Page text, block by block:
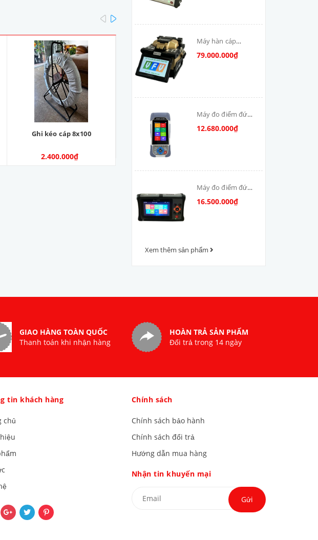
Ghi kéo cáp 8x100
2.400.000₫
Ghi kéo cáp 5x100
1.350.000₫
prev
Máy hàn cáp
quang Skycom
79.000.000₫
Máy đo điểm đứt
cáp quang OTDR-
12.680.000₫
Máy đo điểm đứt
cáp quang OTDR
16.500.000₫
Xem thêm sản phẩm
GIAO HÀNG TOÀN QUỐC
Thanh toán khi nhận hàng
HOÀN TRẢ SẢN PHẨM
Đổi trả trong 14 ngày
tin khách hàng
chủ
Chính sách
Chính sách bảo hành
Chính sách đổi trả
Hướng dẫn mua hàng
Nhận tin khuyến mại
Gửi